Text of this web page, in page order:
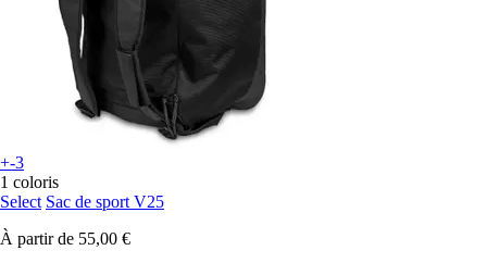
+-3
1 coloris
Select Sac de sport V25
À partir de 55,00 €